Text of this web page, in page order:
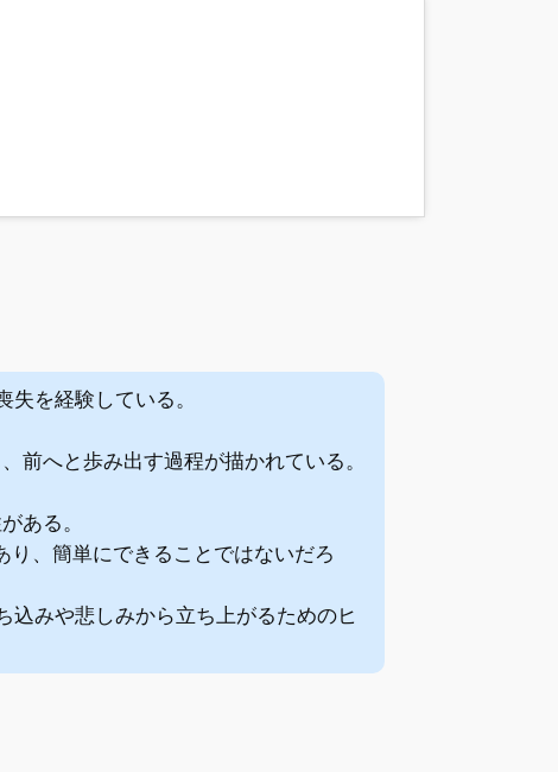
を経験している。
前へと歩み出す過程が描かれている。
ある。
、簡単にできることではないだろ
みや悲しみから立ち上がるためのヒ